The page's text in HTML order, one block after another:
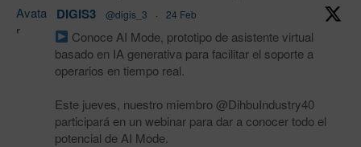
Avata
r
DIGIS3 @digis_3 · 24 Feb
Conoce AI Mode, prototipo de asistente virtual
basado en IA generativa para facilitar el soporte a
operarios en tiempo real.
Este jueves, nuestro miembro @DihbuIndustry40
participará en un webinar para dar a conocer todo el
potencial de AI Mode.